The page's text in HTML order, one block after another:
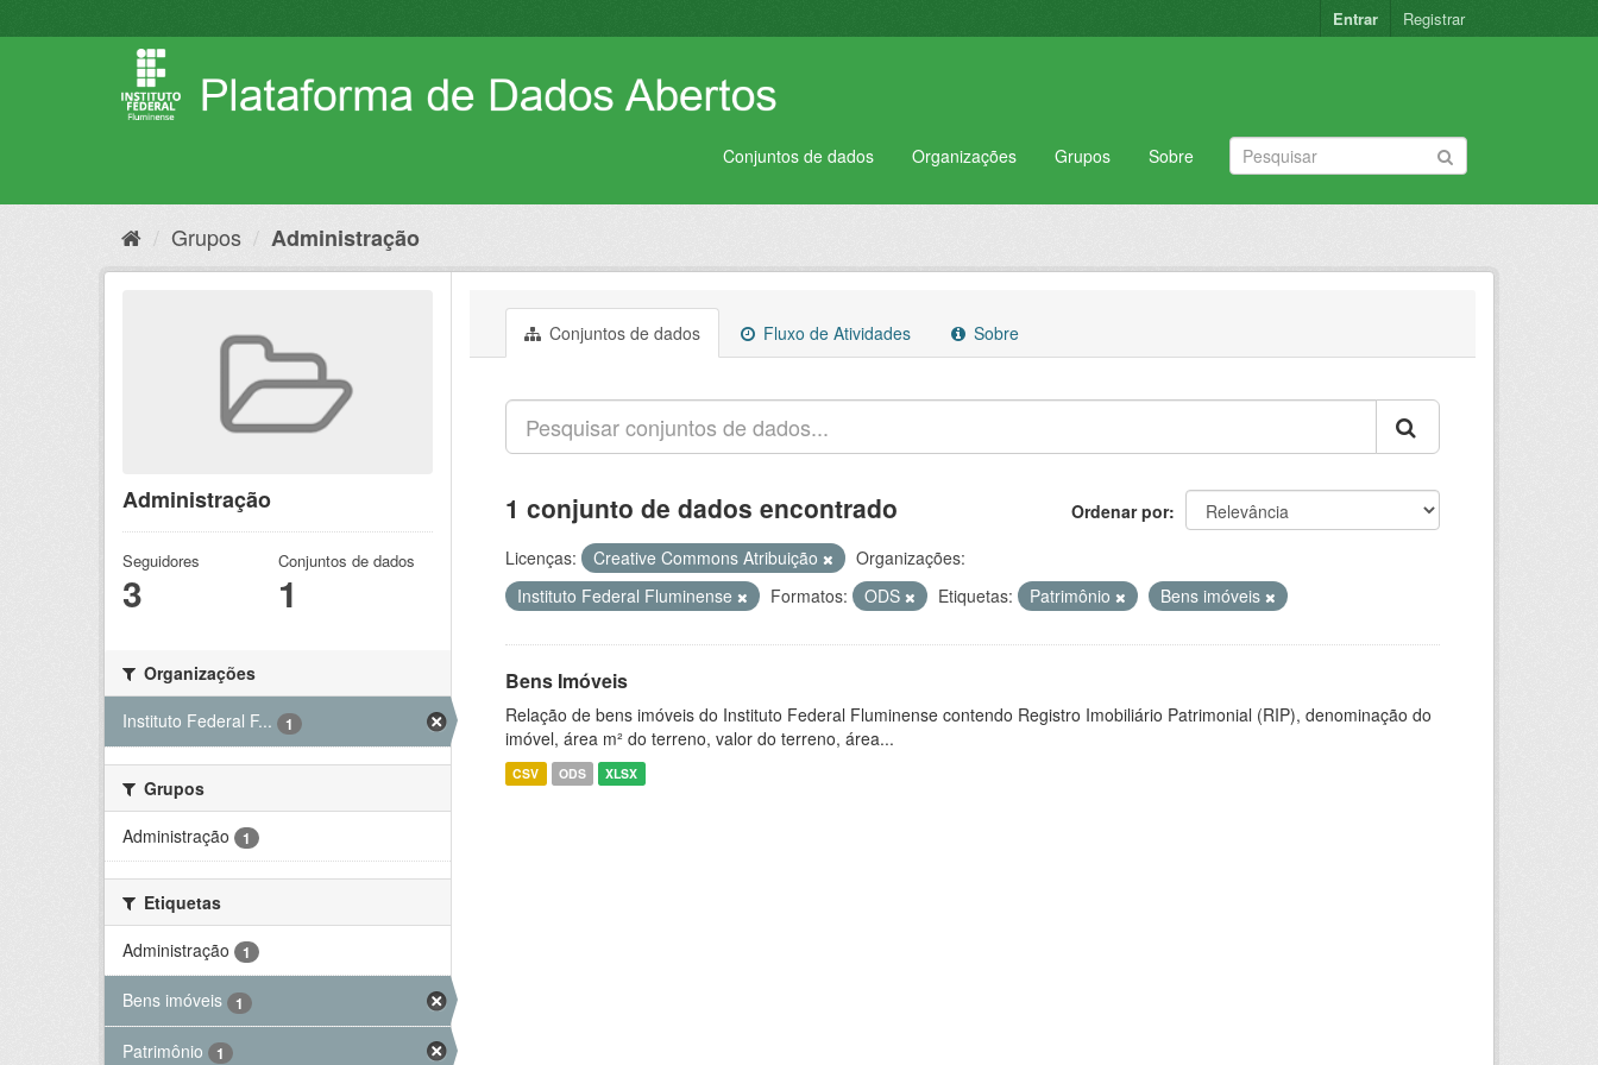
para
Entrar Registrar
Conjuntos de dados Organizações Grupos Sobre
Grupos Administração
Administração
Seguidores
3
Conjuntos de dados
1
Organizações
Instituto Federal F...
1
Grupos
Administração
1
Etiquetas
Administração
1
Bens imóveis 1
Patrimônio 1
Conjuntos de dados Fluxo de Atividades Sobre
Ordenar por
1 conjunto de dados encontrado
Licenças: Creative Commons Atribuição
Organizações:
Instituto Federal Fluminense
Formatos: ODS Etiquetas: Patrimônio Bens imóveis
Bens Imóveis
Relação de bens imóveis do Instituto Federal Fluminense contendo Registro Imobiliário Patrimonial (RIP), denominação do
imóvel, área m² do terreno, valor do terreno, área...
CSV ODS XLSX